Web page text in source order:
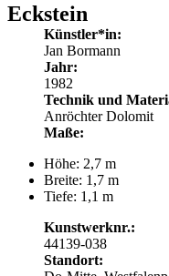
Eckstein
Künstler*in:
Jan Bormann
Jahr:
1982
Technik und
Anröchter Dolomit
Maße:
Höhe: 2,7 m
Breite: 1,7 m
Tiefe: 1,1 m
Kunstwerknr.:
44139-038
Standort: